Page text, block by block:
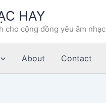
HAY
cho cộng đồng yêu âm nhạc
About Contact